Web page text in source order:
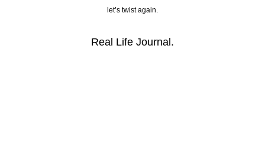
let’s twist again.
Real Life Journal.